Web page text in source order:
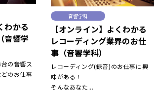
わかる
音響学
の音響ス
のお仕事
音響学科
【オンライン】よくわかる
レコーディング業界のお仕
事（音響学科）
レコーディング(録音)のお仕事に興
味がある！
そんなあなた...